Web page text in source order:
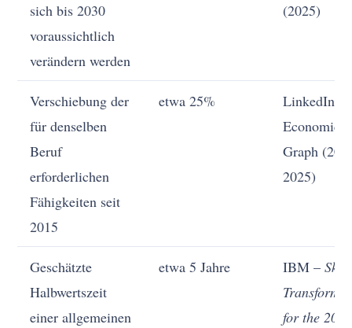
sich bis 2030
voraussichtlich
verändern werden
(2025)
Verschiebung der
für denselben
Beruf
erforderlichen
Fähigkeiten seit
2015
etwa 25%
LinkedIn
Economic
Graph
2025)
Geschätzte
Halbwertszeit
einer allgemeinen
etwa 5 Jahre IBM –
for the 2021